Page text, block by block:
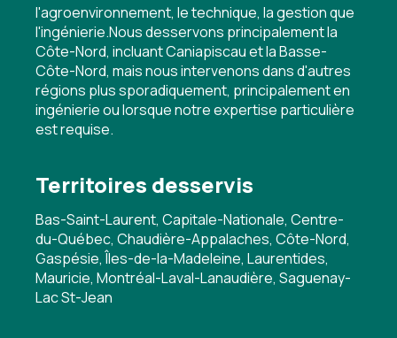
l'agroenvironnement, le technique, la gestion que
l'ingénierie.Nous desservons principalement la
Côte-Nord, incluant Caniapiscau et la Basse-
Côte-Nord, mais nous intervenons dans d'autres
régions plus sporadiquement, principalement en
ingénierie ou lorsque notre expertise particulière
est requise.
Territoires desservis
Bas-Saint-Laurent, Capitale-Nationale, Centre-
du-Québec, Chaudière-Appalaches, Côte-Nord,
Gaspésie, Îles-de-la-Madeleine, Laurentides,
Mauricie, Montréal-Laval-Lanaudière, Saguenay-
Lac St-Jean